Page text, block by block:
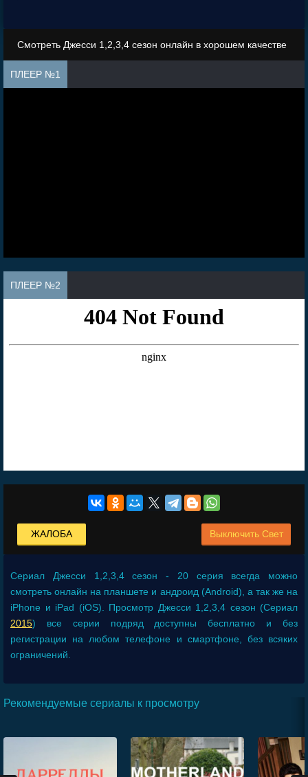
Смотреть Джесси 1,2,3,4 сезон онлайн в хорошем качестве
ПЛЕЕР №1
ПЛЕЕР №2
Выключить Свет
ЖАЛОБА
Сериал Джесси 1,2,3,4 сезон - 20 серия всегда можно
смотреть онлайн на планшете и андроид (Android), а так же на
iPhone и iPad (iOS). Просмотр Джесси 1,2,3,4 сезон (Сериал
2015) все серии подряд доступны бесплатно и без
регистрации на любом телефоне и смартфоне, без всяких
ограничений.
Рекомендуемые сериалы к просмотру